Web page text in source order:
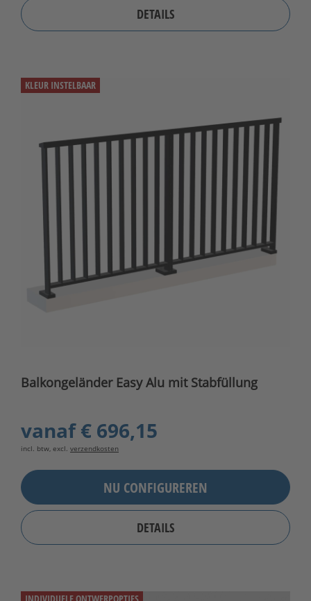
DETAILS
KLEUR INSTELBAAR
Balkongeländer Easy Alu mit Stabfüllung
vanaf€ 696,15
incl. btw, excl. verzendkosten
NU CONFIGUREREN
DETAILS